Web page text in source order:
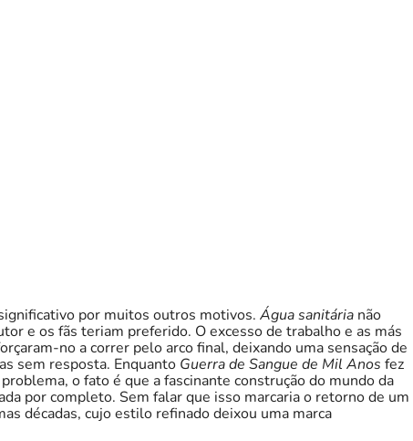
por muitos outros motivos. Água sanitária não
e os fãs teriam preferido. O excesso de trabalho e as más
no a correr pelo arco final, deixando uma sensação de
sem resposta. Enquanto Guerra de Sangue de Mil Anos fez
o fato é que a fascinante construção do mundo da
por completo. Sem falar que isso marcaria o retorno de um
décadas, cujo estilo refinado deixou uma marca